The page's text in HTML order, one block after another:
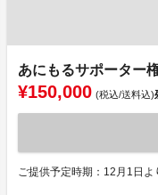
あにもるサポーター
¥150,000 (税込/送料込)
ご提供予定時期：12月1日よ